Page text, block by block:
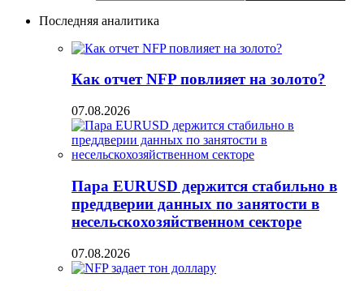
Последняя аналитика
Как отчет NFP повлияет на золото?
07.08.2026
Пара EURUSD держится стабильно в
преддверии данных по занятости в
несельскохозяйственном секторе
07.08.2026